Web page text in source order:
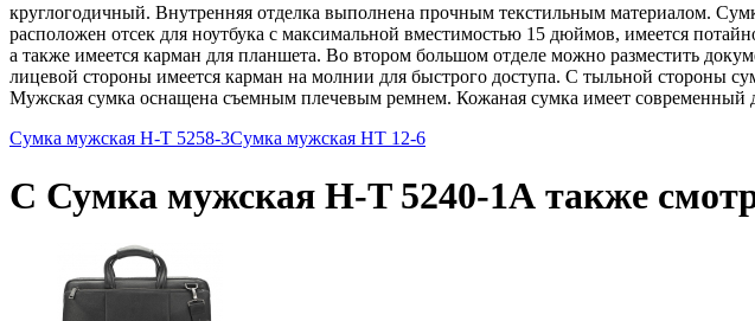
круглогодичный. Внутренняя отделка выполнена прочным текстильным материалом.
расположен отсек для ноутбука с максимальной вместимостью 15 дюймов, имеется
а также имеется карман для планшета. Во втором большом отделе можно разместить
лицевой стороны имеется карман на молнии для быстрого доступа. С тыльной стороны
Мужская сумка оснащена съемным плечевым ремнем. Кожаная сумка имеет
Сумка мужская H-T 5258-3Сумка мужская HT 12-6
С Сумка мужская H-T 5240-1А также